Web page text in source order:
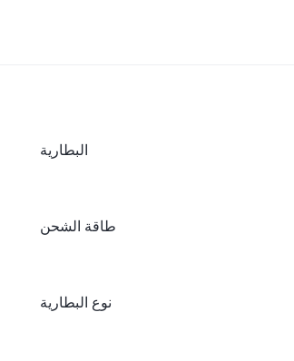
البطارية
طاقة الشحن
نوع البطارية